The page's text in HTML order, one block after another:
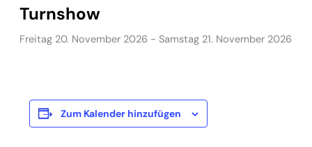
Turnshow
Freitag 20. November 2026- Samstag 21. November 2026
Zum Kalender hinzufügen